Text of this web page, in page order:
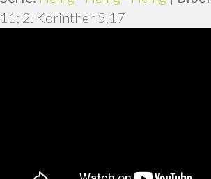
11; 2. Korinther 5,17